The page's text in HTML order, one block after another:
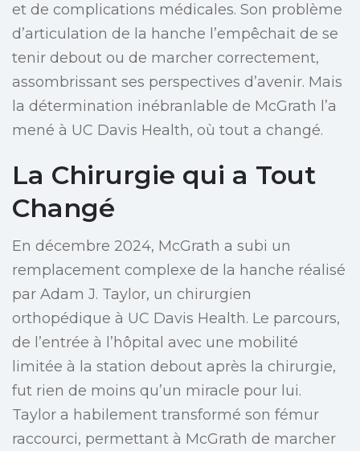
et de complications médicales. Son problème
d’articulation de la hanche l’empêchait de se
tenir debout ou de marcher correctement,
assombrissant ses perspectives d’avenir. Mais
la détermination inébranlable de McGrath l’a
mené à UC Davis Health, où tout a changé.
La Chirurgie qui a Tout
Changé
En décembre 2024, McGrath a subi un
remplacement complexe de la hanche réalisé
par Adam J. Taylor, un chirurgien
orthopédique à UC Davis Health. Le parcours,
de l’entrée à l’hôpital avec une mobilité
limitée à la station debout après la chirurgie,
fut rien de moins qu’un miracle pour lui.
Taylor a habilement transformé son fémur
raccourci, permettant à McGrath de marcher